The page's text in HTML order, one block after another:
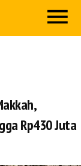
Rp430 Juta